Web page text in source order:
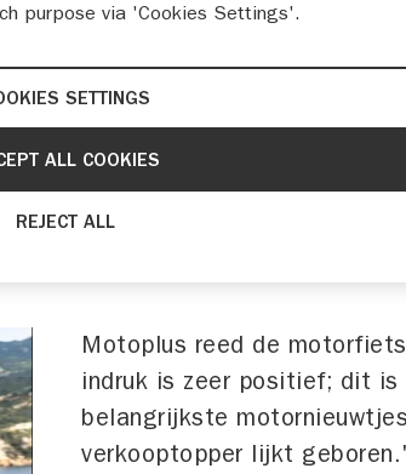
Strom 800DE door MotoPlus
Motoplus reed de
indruk is zeer positief; dit is
belangrijkste
verkooptopper lijkt
purpose via 'Cookies Settings'.
SETTINGS
REJECT ALL
ALL COOKIES